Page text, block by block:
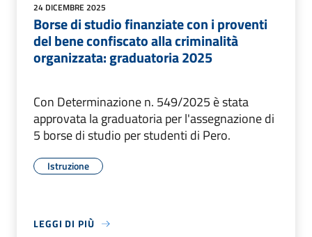
24 DICEMBRE 2025
Borse di studio finanziate con i proventi
del bene confiscato alla criminalità
organizzata: graduatoria 2025
Con Determinazione n. 549/2025 è stata
approvata la graduatoria per l'assegnazione di
5 borse di studio per studenti di Pero.
Istruzione
LEGGI DI PIÙ